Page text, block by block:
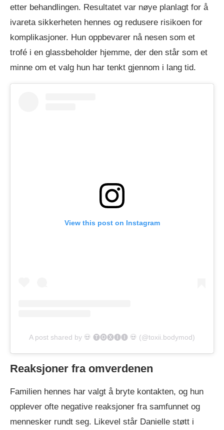
etter behandlingen. Resultatet var nøye planlagt for å
ivareta sikkerheten hennes og redusere risikoen for
komplikasjoner. Hun oppbevarer nå nesen som et
trofé i en glassbeholder hjemme, der den står som et
minne om et valg hun har tenkt gjennom i lang tid.
View this post on Instagram
A post shared by 💀 🅣🅞🅧🅘🅘 💀 (@toxii.bodymod)
Reaksjoner fra omverdenen
Familien hennes har valgt å bryte kontakten, og hun
opplever ofte negative reaksjoner fra samfunnet og
mennesker rundt seg. Likevel står Danielle støtt i